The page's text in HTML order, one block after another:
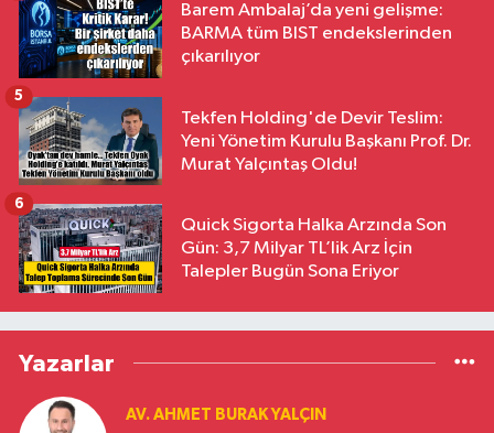
Barem Ambalaj’da yeni gelişme:
BARMA tüm BIST endekslerinden
çıkarılıyor
Tekfen Holding'de Devir Teslim:
Yeni Yönetim Kurulu Başkanı Prof. Dr.
Murat Yalçıntaş Oldu!
5
Quick Sigorta Halka Arzında Son
Gün: 3,7 Milyar TL’lik Arz İçin
Talepler Bugün Sona Eriyor
6
Yazarlar
AV. AHMET BURAK YALÇIN